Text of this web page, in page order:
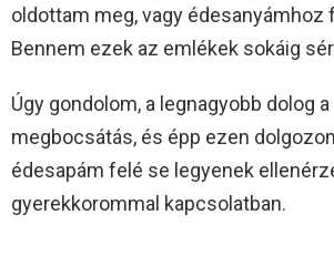
oldottam meg, vagy édesanyámhoz
Bennem ezek az emlékek sokáig
Úgy gondolom, a legnagyobb dolog a
megbocsátás, és épp ezen
édesapám felé se legyenek
gyerekkorommal kapcsolatban.